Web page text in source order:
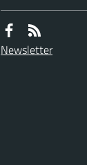
Newsletter